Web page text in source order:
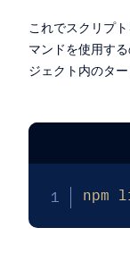
これでスクリプ
マンドを使用す
ジェクト内のター
npm